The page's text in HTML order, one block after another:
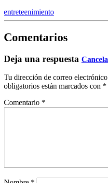
entreteenimiento
Comentarios
Deja una respuesta
Tu dirección de correo
obligatorios están marcados con *
Comentario *